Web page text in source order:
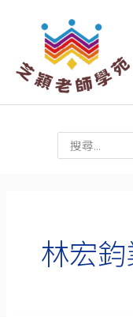
尋：
林宏